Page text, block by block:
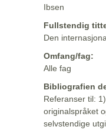
Ibsen
Fullstendig
Den
Omfang/fag:
Alle fag
Bibliografien
Referanser til:
originalspråket
selvstendige